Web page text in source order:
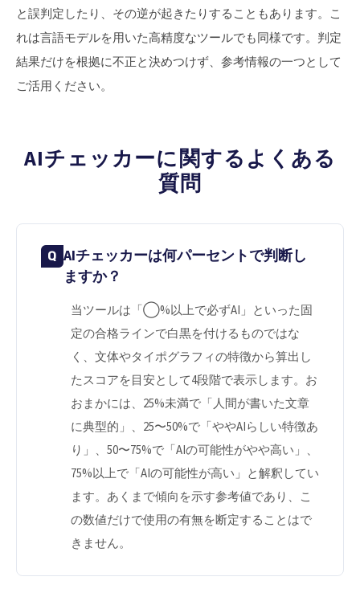
と誤判定したり、その逆が起きたりすることもあります。こ
れは言語モデルを用いた高精度なツールでも同様です。判定
結果だけを根拠に不正と決めつけず、参考情報の一つとして
ご活用ください。
AIチェッカーに関するよくある
質問
AIチェッカーは何パーセントで判断し
ますか？
当ツールは「◯%以上で必ずAI」といった固
定の合格ラインで白黒を付けるものではな
く、文体やタイポグラフィの特徴から算出し
たスコアを目安として4段階で表示します。お
おまかには、25%未満で「人間が書いた文章
に典型的」、25〜50%で「ややAIらしい特徴あ
り」、50〜75%で「AIの可能性がやや高い」、
75%以上で「AIの可能性が高い」と解釈してい
ます。あくまで傾向を示す参考値であり、こ
の数値だけで使用の有無を断定することはで
きません。